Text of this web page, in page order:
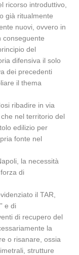
ricorso introduttivo,
già ritualmente
nuovi, ovvero in
conseguente
del
difensiva il solo
dei precedenti
il thema
ribadire in via
nel territorio del
edilizio per
fonte nel
la necessità
di
il TAR,
e di
di recupero del
la
o risanare, ossia
strutture